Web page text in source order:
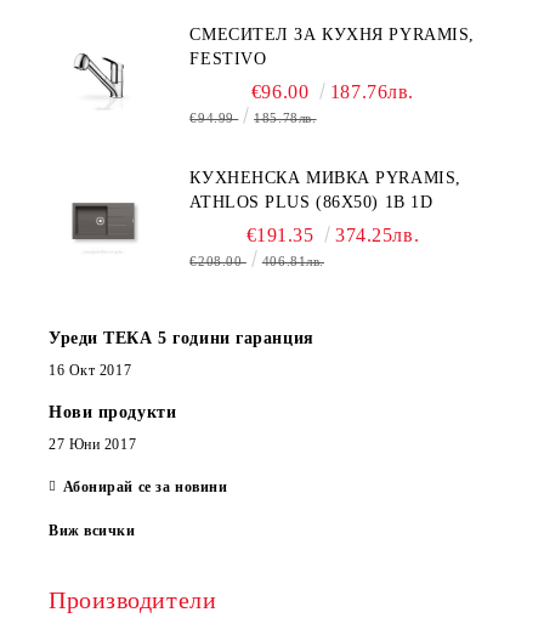
СМЕСИТЕЛ ЗА КУХНЯ PYRAMIS,
FESTIVO
€96.00 187.76лв.
€94.99 185.78лв.
КУХНЕНСКА МИВКА PYRAMIS,
ATHLOS PLUS (86X50) 1B 1D
€191.35 374.25лв.
€208.00 406.81лв.
Уреди ТЕКА 5 години гаранция
16 Окт 2017
Нови продукти
27 Юни 2017
Абонирай се за новини
Виж всички
Производители